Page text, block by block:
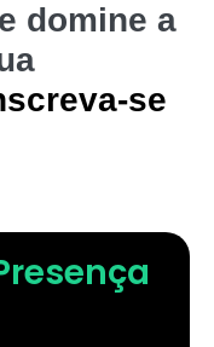
domine a
se